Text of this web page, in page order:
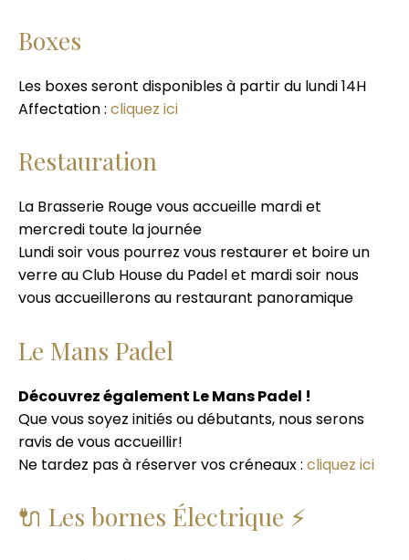
Boxes
Les boxes seront disponibles à partir du lundi 14H
Affectation : cliquez ici
Restauration
La Brasserie Rouge vous accueille mardi et
mercredi toute la journée
Lundi soir vous pourrez vous restaurer et boire un
verre au Club House du Padel et mardi soir nous
vous accueillerons au restaurant panoramique
Le Mans Padel
Découvrez également Le Mans Padel !
Que vous soyez initiés ou débutants, nous serons
ravis de vous accueillir!
Ne tardez pas à réserver vos créneaux : cliquez ici
🔌 Les bornes Électrique ⚡️